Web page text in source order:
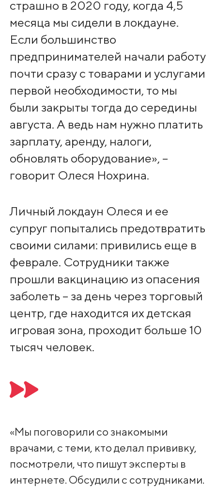
страшно в 2020 году, когда 4,5
месяца мы сидели в локдауне.
Если большинство
предпринимателей начали работу
почти сразу с товарами и услугами
первой необходимости, то мы
были закрыты тогда до середины
августа. А ведь нам нужно платить
зарплату, аренду, налоги,
обновлять оборудование», –
говорит Олеся Нохрина.
Личный локдаун Олеся и ее
супруг попытались предотвратить
своими силами: привились еще в
феврале. Сотрудники также
прошли вакцинацию из опасения
заболеть – за день через торговый
центр, где находится их детская
игровая зона, проходит больше 10
тысяч человек.
«Мы поговорили со знакомыми
врачами, с теми, кто делал прививку,
посмотрели, что пишут эксперты в
интернете. Обсудили с сотрудниками.